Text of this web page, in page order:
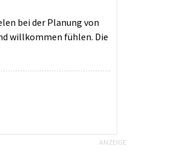
bei der Planung von
willkommen fühlen. Die
ANZEIGE